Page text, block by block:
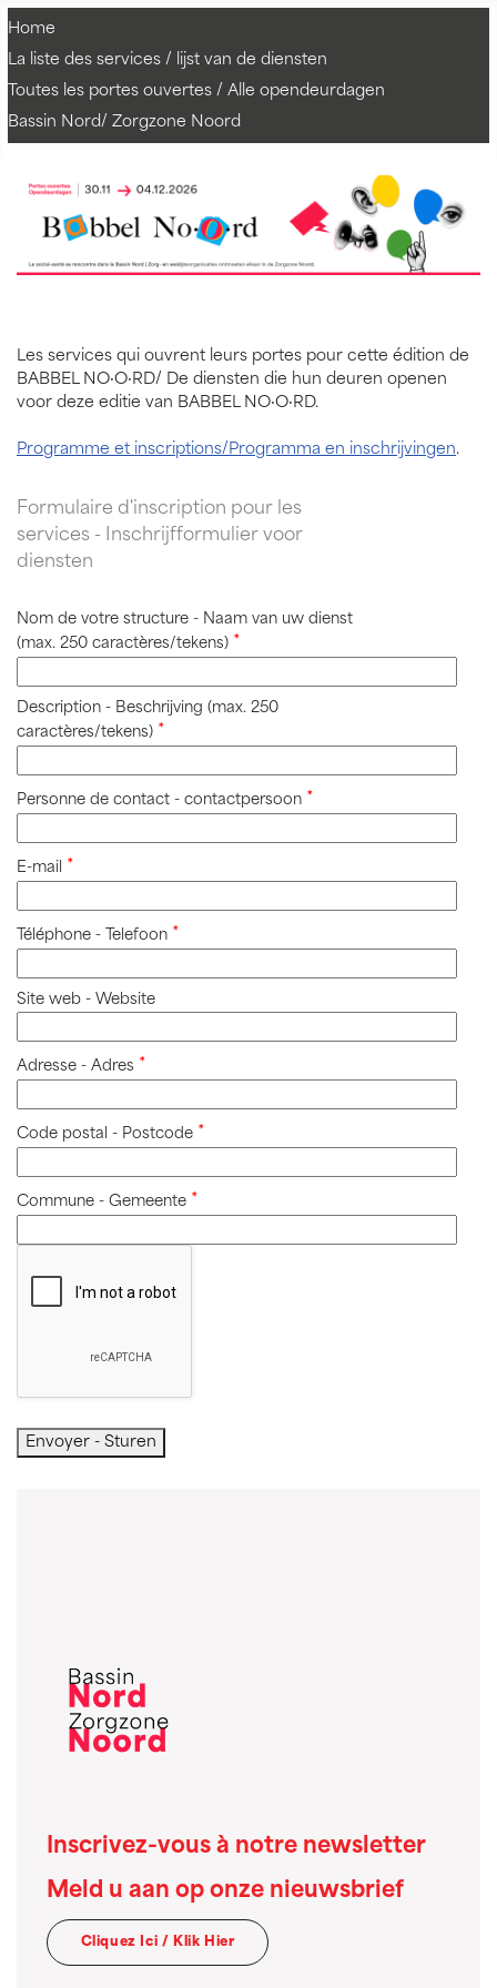
Home
La liste des services / lijst van de diensten
Toutes les portes ouvertes / Alle opendeurdagen
Bassin Nord/ Zorgzone Noord
Les services qui ouvrent leurs portes pour cette édition de
BABBEL NO·O·RD/ De diensten die hun deuren openen
voor deze editie van BABBEL NO·O·RD.
Programme et inscriptions/Programma en inschrijvingen.
Formulaire d'inscription pour les
services - Inschrijfformulier voor
diensten
Nom de votre structure - Naam van uw dienst
(max. 250 caractères/tekens)
Description - Beschrijving (max. 250
caractères/tekens)
Personne de contact - contactpersoon
E-mail
Téléphone - Telefoon
Site web - Website
Adresse - Adres
Code postal - Postcode
Commune - Gemeente
Envoyer - Sturen
Inscrivez-vous à notre newsletter
Meld u aan op onze nieuwsbrief
Cliquez Ici / Klik Hier